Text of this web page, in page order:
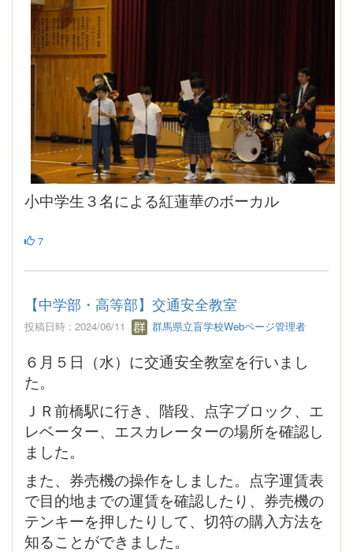
小中学生３名による紅蓮華のボーカル
7
【中学部・高等部】交通安全教室
投稿日時 : 2024/06/11 群馬県立盲学校Webページ管理者
６月５日（水）に交通安全教室を行いまし
た。
ＪＲ前橋駅に行き、階段、点字ブロック、エ
レベーター、エスカレーターの場所を確認し
ました。
また、券売機の操作をしました。点字運賃表
で目的地までの運賃を確認したり、券売機の
テンキーを押したりして、切符の購入方法を
知ることができました。